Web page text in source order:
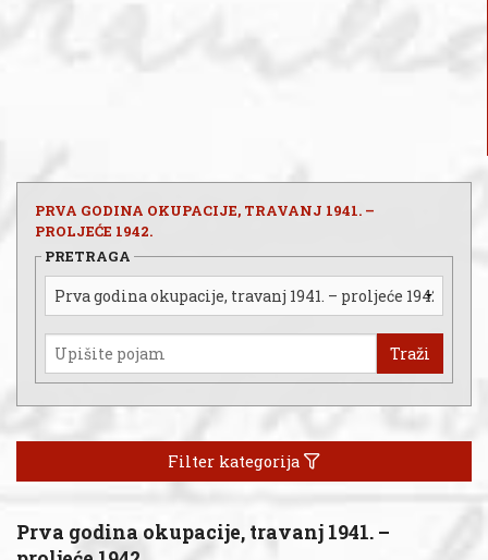
PRVA GODINA OKUPACIJE, TRAVANJ 1941. –
PROLJEĆE 1942.
PRETRAGA
Traži
Filter kategorija
Prva godina okupacije, travanj 1941. –